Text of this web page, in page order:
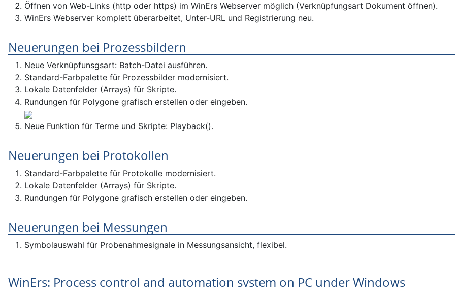
Öffnen von Web-Links (http oder https) im WinErs Webserver möglich (Verknüpfungsart Dokument öffnen).
WinErs Webserver komplett überarbeitet, Unter-URL und Registrierung neu.
Neuerungen bei Prozessbildern
Neue Verknüpfunsgsart: Batch-Datei ausführen.
Standard-Farbpalette für Prozessbilder modernisiert.
Lokale Datenfelder (Arrays) für Skripte.
Rundungen für Polygone grafisch erstellen oder eingeben.
Neue Funktion für Terme und Skripte: Playback().
Neuerungen bei Protokollen
Standard-Farbpalette für Protokolle modernisiert.
Lokale Datenfelder (Arrays) für Skripte.
Rundungen für Polygone grafisch erstellen oder eingeben.
Neuerungen bei Messungen
Symbolauswahl für Probenahmesignale in Messungsansicht, flexibel.
WinErs: Process control and automation system on PC under Windows